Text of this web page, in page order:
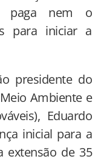
nem o
para iniciar a
presidente do
Ambiente e
Eduardo
inicial para a
extensão de 35